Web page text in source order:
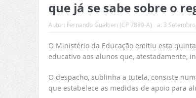
que já se sabe sobre o
Autor: Fernando Gualtieri (CP 7889-A) a: 3
O Ministério da Educação emitiu esta
educativo aos alunos que, atestadamente,
O despacho, sublinha a tutela, consiste
que estabelece as medidas de apoio para